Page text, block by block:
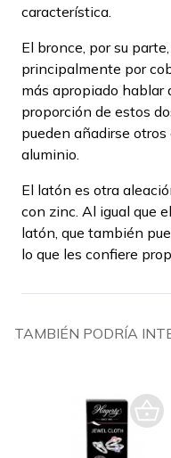
característica.
El bronce, por su
principalmente por
más apropiado hablar
proporción de estos
pueden añadirse
aluminio.
El latón es otra
con zinc. Al igual que
latón, que también
lo que les confiere
TAMBIÉN PODRÍA